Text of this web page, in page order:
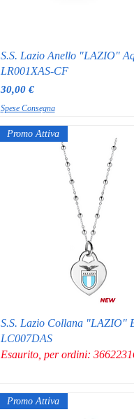
S.S. Lazio Anello "LAZIO"
LR001XAS-CF
Prezzo
30,00 €
Spese Consegna
Promo Attiva
S.S. Lazio Collana "LAZIO"
LC007DAS
Esaurito, per ordini:
Promo Attiva